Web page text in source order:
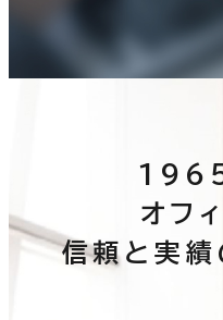
1965
オフ
信頼と実績